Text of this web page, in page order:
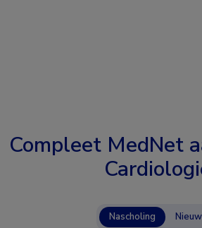
Compleet MedNet
Nascholing